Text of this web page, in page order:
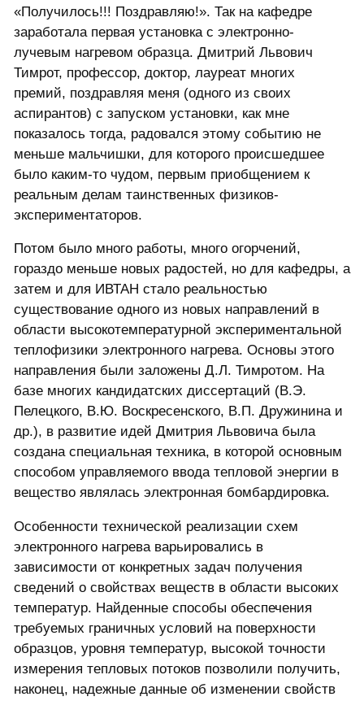
«Получилось!!! Поздравляю!». Так на кафедре
заработала первая установка с электронно-
лучевым нагревом образца. Дмитрий Львович
Тимрот, профессор, доктор, лауреат многих
премий, поздравляя меня (одного из своих
аспирантов) с запуском установки, как мне
показалось тогда, радовался этому событию не
меньше мальчишки, для которого происшедшее
было каким-то чудом, первым приобщением к
реальным делам таинственных физиков-
экспериментаторов.
Потом было много работы, много огорчений,
гораздо меньше новых радостей, но для кафедры, а
затем и для ИВТАН стало реальностью
существование одного из новых направлений в
области высокотемпературной экспериментальной
теплофизики электронного нагрева. Основы этого
направления были заложены Д.Л. Тимротом. На
базе многих кандидатских диссертаций (В.Э.
Пелецкого, В.Ю. Воскресенского, В.П. Дружинина и
др.), в развитие идей Дмитрия Львовича была
создана специальная техника, в которой основным
способом управляемого ввода тепловой энергии в
вещество являлась электронная бомбардировка.
Особенности технической реализации схем
электронного нагрева варьировались в
зависимости от конкретных задач получения
сведений о свойствах веществ в области высоких
температур. Найденные способы обеспечения
требуемых граничных условий на поверхности
образцов, уровня температур, высокой точности
измерения тепловых потоков позволили получить,
наконец, надежные данные об изменении свойств